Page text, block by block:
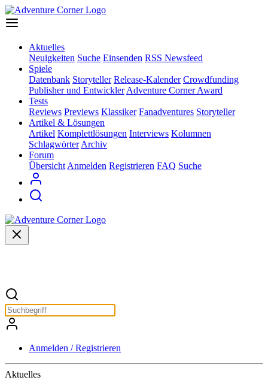
Aktuelles
Neuigkeiten Suche Einsenden RSS Newsfeed
Spiele
Datenbank Storyteller Release-Kalender Crowdfunding
Publisher und Entwickler Adventure Corner Award
Tests
Reviews Previews Klassiker Fanadventures Storyteller
Artikel & Lösungen
Artikel Komplettlösungen Interviews Kolumnen
Schlagwörter Archiv
Forum
Übersicht Anmelden Registrieren FAQ Suche
Anmelden / Registrieren
Aktuelles